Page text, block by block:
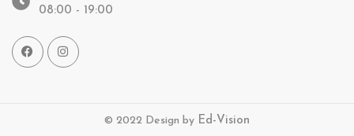
08:00 - 19:00
© 2022 Design by Ed-Vision